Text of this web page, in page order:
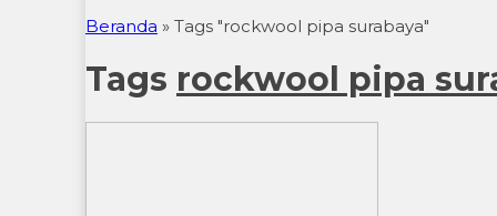
Beranda » Tags "rockwool pipa surabaya"
Tags rockwool pipa